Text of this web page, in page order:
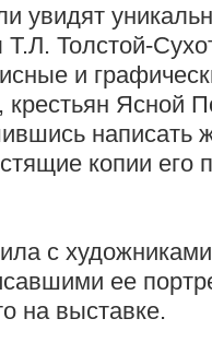
увидят
Толстой-
и
крестьян Ясной
написать
копии его
с
ее
на выставке.